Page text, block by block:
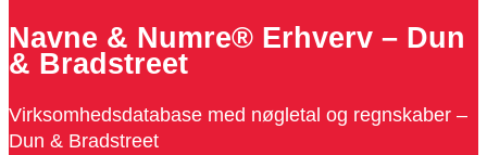
Navne & Numre® Erhverv – Dun
& Bradstreet
Virksomhedsdatabase med nøgletal og regnskaber –
Dun & Bradstreet